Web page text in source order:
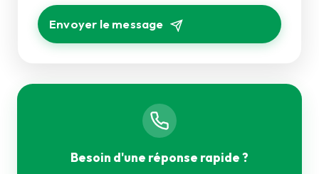
Envoyer le message
Besoin d'une réponse rapide ?